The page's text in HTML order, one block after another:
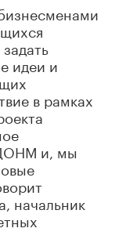
идеи и
в рамках
и, мы
начальник